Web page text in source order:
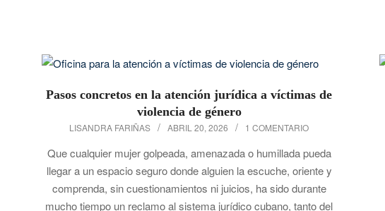
Pasos concretos en la atención jurídica a víctimas de
violencia de género
LISANDRA FARIÑAS ABRIL 20, 2026 1 COMENTARIO
Que cualquier mujer golpeada, amenazada o humillada pueda
llegar a un espacio seguro donde alguien la escuche, oriente y
comprenda, sin cuestionamientos ni juicios, ha sido durante
mucho tiempo un reclamo al sistema jurídico cubano, tanto del